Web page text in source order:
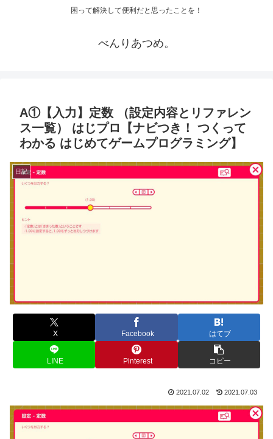
困って解決して便利だと思ったことを！
べんりあつめ。
A①【入力】定数 （設定内容とリファレン
ス一覧） はじプロ【ナビつき！ つくって
わかる はじめてゲームプログラミング】
日記
X Facebook はてブ
LINE Pinterest コピー
2021.07.02 2021.07.03